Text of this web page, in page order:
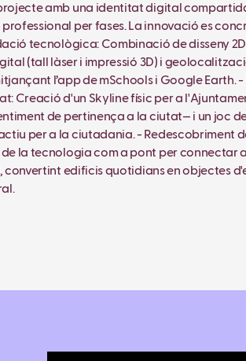
amb una identitat digital
per fases. La innovació es
tecnològica: Combinació de disseny 2D
(tall làser i impressió 3D) i
l’app de mSchools i Google Earth.
Creació d'un Skyline físic per a
de pertinença a la ciutat— i un joc
per a la ciutadania. - Redescobriment
de la tecnologia com a pont per connectar
convertint edificis quotidians en objectes